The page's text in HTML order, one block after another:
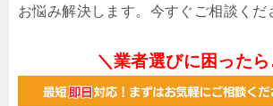
お悩み解決します。今すぐご相談くだ
＼業者選びに困った